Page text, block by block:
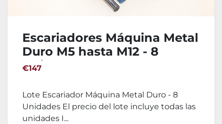
Escariadores Máquina Metal
Duro M5 hasta M12 - 8
Unidades
€147
Lote Escariador Máquina Metal Duro - 8
Unidades El precio del lote incluye todas las
unidades I...